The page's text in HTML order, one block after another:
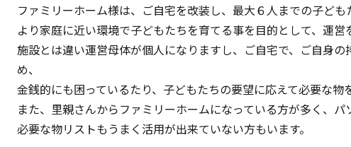
ファミリーホーム様は、ご自宅を改装し、最大６人までの子ども
より家庭に近い環境で子どもたちを育てる事を目的として、運営
施設とは違い運営母体が個人になりますし、ご自宅で、ご自身
め、
金銭的にも困っているたり、子どもたちの要望に応えて必要な物
また、里親さんからファミリーホームになっている方が多く、パ
必要な物リストもうまく活用が出来ていない方もいます。